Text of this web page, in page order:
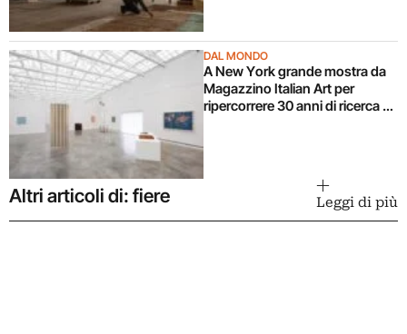
DAL MONDO
A New York grande mostra da
Magazzino Italian Art per
ripercorrere 30 anni di ricerca di
Altri articoli di: fiere Leggi di più